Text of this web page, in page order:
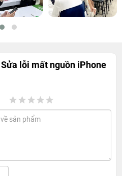
Sửa lỗi mất nguồn iPhone